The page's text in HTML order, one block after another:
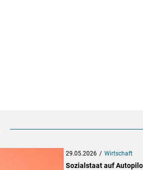
29.05.2026 Wirtschaft
Sozialstaat auf